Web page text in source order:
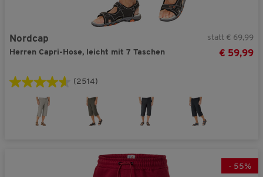
Nordcap
Herren Capri-Hose, leicht mit 7 Taschen
statt € 69,99
€ 59,99
(2514)
- 55%